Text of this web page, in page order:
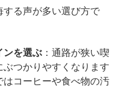
る声が多い選び方で
ンを選ぶ ：通路が狭い喫
つかりやすくなります
はコーヒーや食べ物の汚